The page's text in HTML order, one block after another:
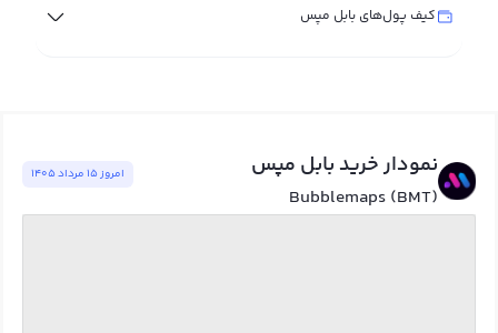
کیف پول‌های بابل مپس
نمودار خرید بابل مپس
Bubblemaps (BMT)
امروز ١٥ مرداد ١٤٠٥